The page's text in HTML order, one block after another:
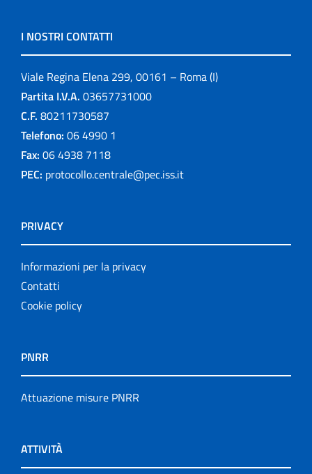
I NOSTRI CONTATTI
Viale Regina Elena 299, 00161 – Roma (I)
Partita I.V.A. 03657731000
C.F. 80211730587
Telefono: 06 4990 1
Fax: 06 4938 7118
PEC: protocollo.centrale@pec.iss.it
PRIVACY
Informazioni per la privacy
Contatti
Cookie policy
PNRR
Attuazione misure PNRR
ATTIVITÀ